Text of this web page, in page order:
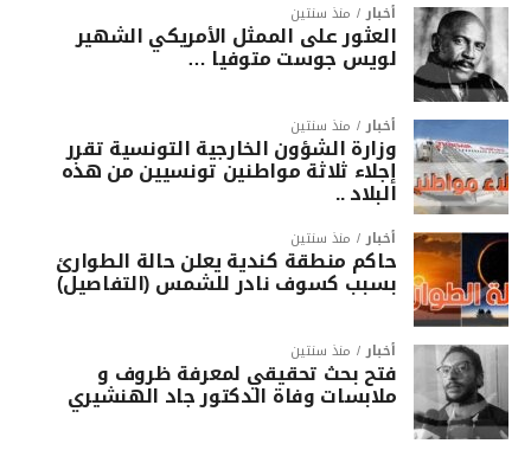
أخبار منذ سنتين
العثور على الممثل الأمريكي الشهير
لويس جوست متوفيا …
أخبار منذ سنتين
وزارة الشؤون الخارجية التونسية تقرر
إجلاء ثلاثة مواطنين تونسيين من هذه
البلاد ..
أخبار منذ سنتين
حاكم منطقة كندية يعلن حالة الطوارئ
بسبب كسوف نادر للشمس (التفاصيل)
أخبار منذ سنتين
فتح بحث تحقيقي لمعرفة ظروف و
ملابسات وفاة الدكتور جاد الهنشيري